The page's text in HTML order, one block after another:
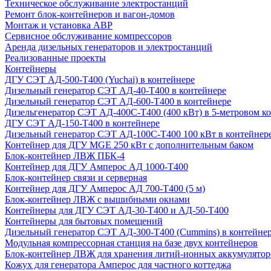
Техническое обслуживание электростанций
Ремонт блок-контейнеров и вагон-домов
Монтаж и установка АВР
Сервисное обслуживание компрессоров
Аренда дизельных генераторов и электростанций
Реализованные проекты
Контейнеры
ДГУ СЭТ АД-500-Т400 (Yuchai) в контейнере
Дизельный генератор СЭТ АД-40-Т400 в контейнере
Дизельный генератор СЭТ АД-600-Т400 в контейнере
Дизельгенератор СЭТ АД-400С-Т400 (400 кВт) в 5-метровом
ДГУ СЭТ АД-150-Т400 в контейнере
Дизельный генератор СЭТ АД-100С-Т400 100 кВт в
Контейнер для ДГУ MGE 250 кВт с дополнительным баком
Блок-контейнер ЛВЖ ПБК-4
Контейнер для ДГУ Амперос АД 1000-Т400
Блок-контейнер связи и серверная
Контейнер для ДГУ Амперос АД 700-Т400 (5 м)
Блок-контейнер ЛВЖ с вышибными окнами
Контейнеры для ДГУ СЭТ АД-30-Т400 и АД-50-Т400
Контейнеры для бытовых помещений
Дизельный генератор СЭТ АД-300-Т400 (Cummins) в
Модульная компрессорная станция на базе двух контейнеров
Блок-контейнер ЛВЖ для хранения литий-ионных
Кожух для генератора Амперос для частного коттеджа